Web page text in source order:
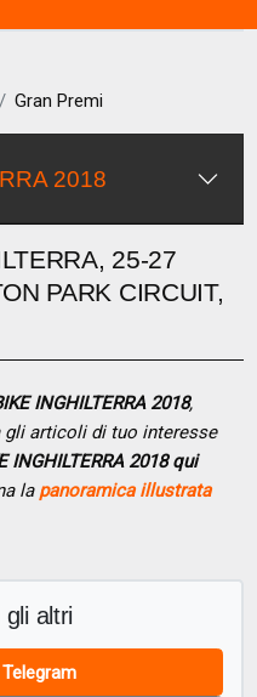
Gran Premi
2018
25-27
PARK CIRCUIT,
INGHILTERRA 2018,
gli articoli di tuo interesse
INGHILTERRA 2018 qui
la panoramica illustrata
altri